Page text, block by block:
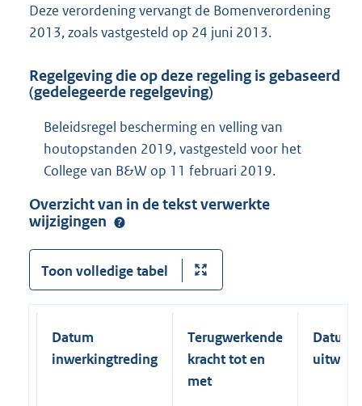
Deze verordening vervangt de Bomenverordening
2013, zoals vastgesteld op 24 juni 2013.
Regelgeving die op deze regeling is gebaseerd
(gedelegeerde regelgeving)
Beleidsregel bescherming en velling van
houtopstanden 2019, vastgesteld voor het
College van B&W op 11 februari 2019.
Overzicht van in de tekst verwerkte
wijzigingen
Toon volledige tabel
Datum
inwerkingtreding
Terugwerkende
kracht tot en
met
Datum